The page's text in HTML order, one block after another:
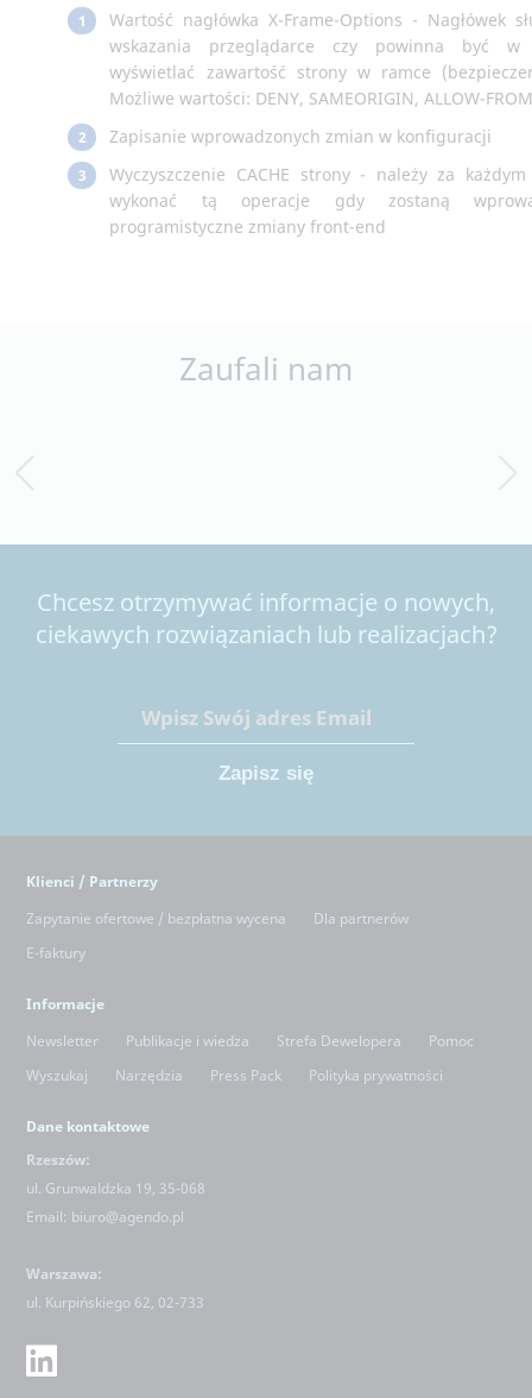
1
Wartość nagłówka X-Frame-Options - Nagłówek
wskazania przeglądarce czy powinna być w
wyświetlać zawartość strony w ramce
Możliwe wartości: DENY, SAMEORIGIN, ALLOW-
2 Zapisanie wprowadzonych zmian w konfiguracji
3
Wyczyszczenie CACHE strony - należy za
wykonać tą operacje gdy zostaną
programistyczne zmiany front-end
Zaufali nam
Chcesz otrzymywać informacje o nowych,
ciekawych rozwiązaniach lub realizacjach?
Klienci / Partnerzy
Zapytanie ofertowe / bezpłatna wycena
Dla partnerów
E-faktury
Informacje
Newsletter
Publikacje i wiedza Strefa Dewelopera
Pomoc
Wyszukaj
Narzędzia Press Pack Polityka prywatności
Dane kontaktowe
Rzeszów:
ul. Grunwaldzka 19, 35-068
Email: biuro@agendo.pl
Warszawa:
ul. Kurpińskiego 62, 02-733